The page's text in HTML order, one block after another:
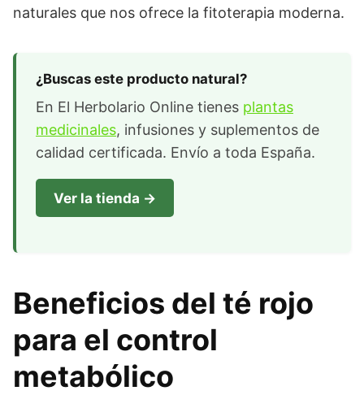
naturales que nos ofrece la fitoterapia moderna.
¿Buscas este producto natural?
En El Herbolario Online tienes plantas
medicinales, infusiones y suplementos de
calidad certificada. Envío a toda España.
Ver la tienda →
Beneficios del té rojo
para el control
metabólico